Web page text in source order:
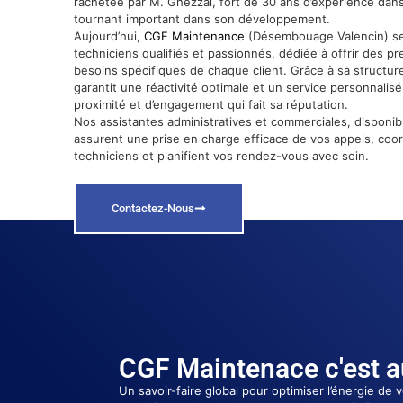
tournant important dans son développement.
Aujourd’hui, CGF Maintenance (Désembouage Valencin)
techniciens qualifiés et passionnés, dédiée à offrir des
besoins spécifiques de chaque client. Grâce à sa
garantit une réactivité optimale et un service
proximité et d’engagement qui fait sa réputation.
Nos assistantes administratives et commerciales,
assurent une prise en charge efficace de vos appels,
techniciens et planifient vos rendez-vous avec soin.
Contactez-Nous
CGF Maintenace c'est
Un savoir-faire global pour optimiser l’énergie